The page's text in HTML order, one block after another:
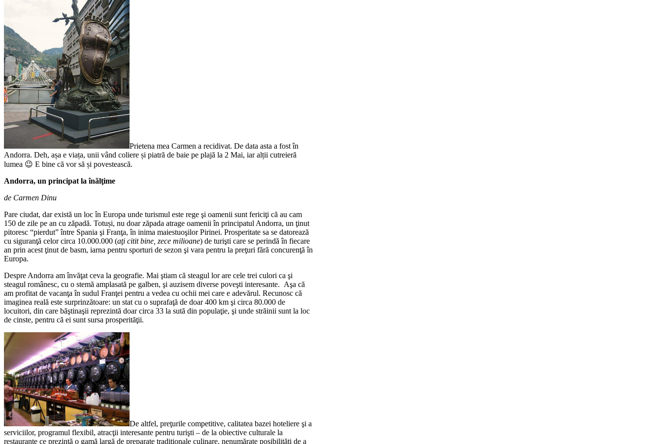
Prietena mea Carmen a recidivat. De data asta a fost în
Andorra. Deh, așa e viața, unii vând coliere și piatră de baie pe plajă la 2 Mai, iar alții cutreieră
lumea 😉 E bine că vor să și povestească.
Andorra, un principat la înălţime
de Carmen Dinu
Pare ciudat, dar există un loc în Europa unde turismul este rege şi oamenii sunt fericiţi că au cam
150 de zile pe an cu zăpadă. Totuși, nu doar zăpada atrage oamenii în principatul Andorra, un ţinut
pitoresc “pierdut” între Spania şi Franţa, în inima maiestuoşilor Pirinei. Prosperitate sa se datorează
cu siguranţă celor circa 10.000.000 (aţi citit bine, zece milioane) de turişti care se perindă în fiecare
an prin acest ţinut de basm, iarna pentru sporturi de sezon şi vara pentru la preţuri fără concurenţă în
Europa.
Despre Andorra am învăţat ceva la geografie. Mai ştiam că steagul lor are cele trei culori ca şi
steagul românesc, cu o stemă amplasată pe galben, şi auzisem diverse poveşti interesante. Aşa că
am profitat de vacanţa în sudul Franţei pentru a vedea cu ochii mei care e adevărul. Recunosc că
imaginea reală este surprinzătoare: un stat cu o suprafaţă de doar 400 km şi circa 80.000 de
locuitori, din care băştinaşii reprezintă doar circa 33 la sută din populaţie, şi unde străinii sunt la loc
de cinste, pentru că ei sunt sursa prosperităţii.
De altfel, preţurile competitive, calitatea bazei hoteliere şi a
serviciilor, programul flexibil, atracţii interesante pentru turişti – de la obiective culturale la
restaurante ce prezintă o gamă largă de preparate tradiţionale culinare, nenumărate posibilităţi de a